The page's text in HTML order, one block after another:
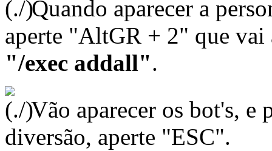
Quando aparecer a
aperte "AltGR + 2" que vai
"/exec addall".
Vão aparecer os bot's, e
diversão, aperte "ESC".